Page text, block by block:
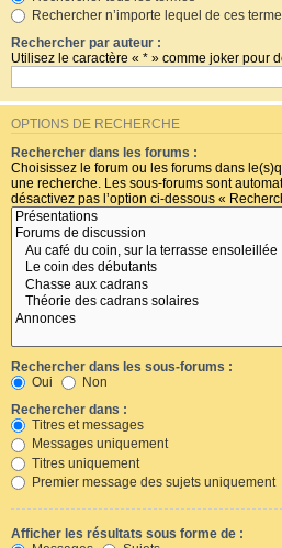
Rechercher n’importe lequel de ces
Rechercher par auteur :
Utilisez le caractère « * » comme joker pour
OPTIONS DE RECHERCHE
Rechercher dans les forums :
Choisissez le forum ou les forums dans
une recherche. Les sous-forums sont
désactivez pas l’option ci-dessous «
Rechercher dans les sous-forums :
Oui
Non
Rechercher dans :
Titres et messages
Messages uniquement
Titres uniquement
Premier message des sujets uniquement
Afficher les résultats sous forme de :